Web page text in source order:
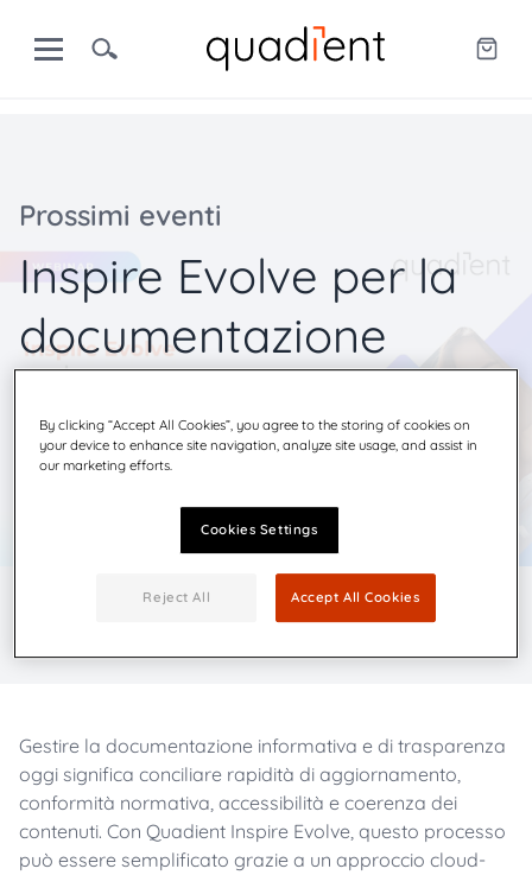
Prossimi eventi
Inspire Evolve per la
documentazione
trasparenza
giovedì 23º apr 2026 - 10:30-11:30
Gestire la documentazione informativa e di trasparenza
oggi significa conciliare rapidità di aggiornamento,
conformità normativa, accessibilità e coerenza dei
contenuti. Con Quadient Inspire Evolve, questo processo
può essere semplificato grazie a un approccio cloud-
By clicking “Accept All Cookies”, you agree to the storing of cookies on
your device to enhance site navigation, analyze site usage, and assist in
our marketing efforts.
Cookies Settings
Reject All Accept All Cookies